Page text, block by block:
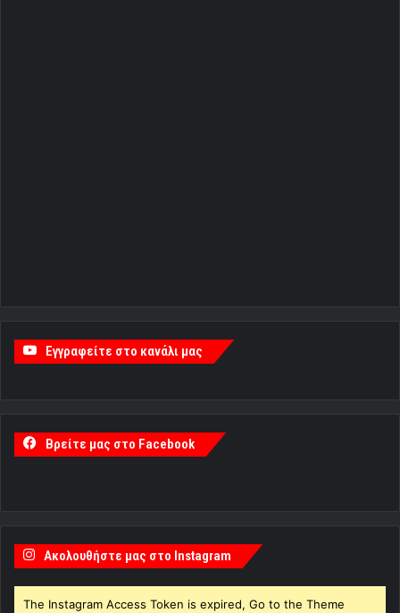
Εγγραφείτε στο κανάλι μας
Βρείτε μας στο Facebook
Ακολουθήστε μας στο Instagram
The Instagram Access Token is expired, Go to the Theme